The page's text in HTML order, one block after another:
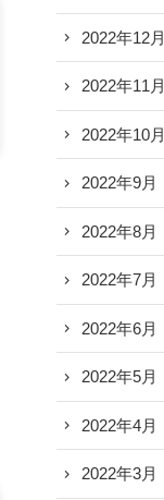
2022年12月
2022年11月
2022年10月
2022年9月
2022年8月
2022年7月
2022年6月
2022年5月
2022年4月
2022年3月